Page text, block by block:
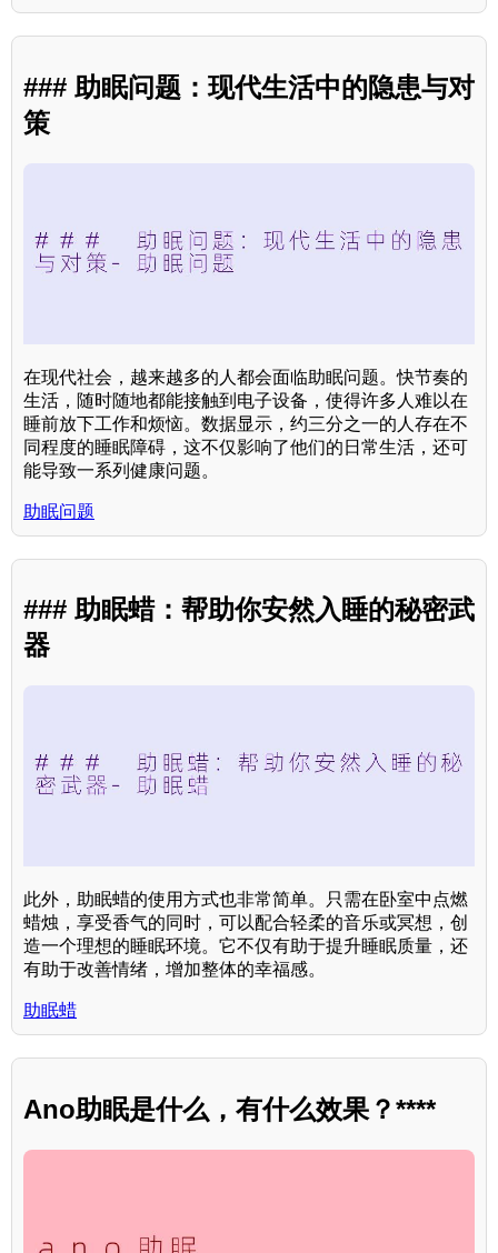
### 助眠问题：现代生活中的隐患与对
策
在现代社会，越来越多的人都会面临助眠问题。快节奏的
生活，随时随地都能接触到电子设备，使得许多人难以在
睡前放下工作和烦恼。数据显示，约三分之一的人存在不
同程度的睡眠障碍，这不仅影响了他们的日常生活，还可
能导致一系列健康问题。
助眠问题
### 助眠蜡：帮助你安然入睡的秘密武
器
此外，助眠蜡的使用方式也非常简单。只需在卧室中点燃
蜡烛，享受香气的同时，可以配合轻柔的音乐或冥想，创
造一个理想的睡眠环境。它不仅有助于提升睡眠质量，还
有助于改善情绪，增加整体的幸福感。
助眠蜡
Ano助眠是什么，有什么效果？****